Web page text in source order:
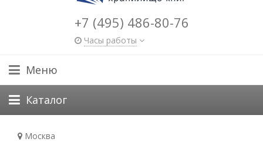
+7 (495) 486-80-76
Часы работы
Меню
Каталог
Москва